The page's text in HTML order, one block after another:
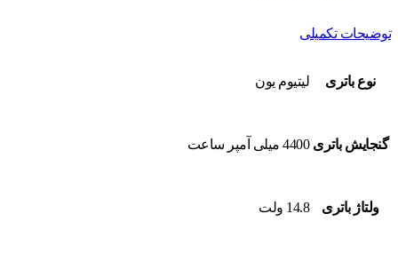
توضیحات تکمیلی
نوع باتری لیتیوم یون
گنجایش باتری 4400 میلی آمپر ساعت
ولتاژ باتری 14.8 ولت